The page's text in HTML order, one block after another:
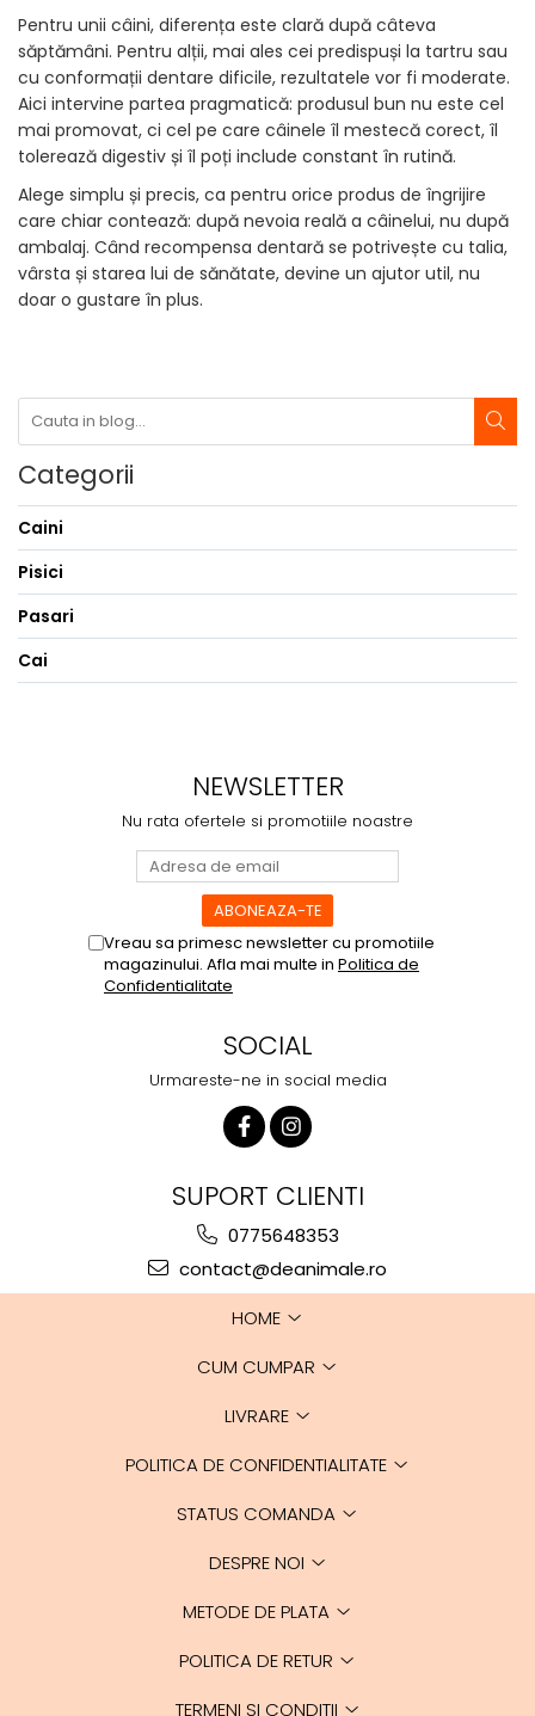
Pentru unii câini, diferența este clară după câteva
săptămâni. Pentru alții, mai ales cei predispuși la tartru sau
cu conformații dentare dificile, rezultatele vor fi moderate.
Aici intervine partea pragmatică: produsul bun nu este cel
mai promovat, ci cel pe care câinele îl mestecă corect, îl
tolerează digestiv și îl poți include constant în rutină.
Alege simplu și precis, ca pentru orice produs de îngrijire
care chiar contează: după nevoia reală a câinelui, nu după
ambalaj. Când recompensa dentară se potrivește cu talia,
vârsta și starea lui de sănătate, devine un ajutor util, nu
doar o gustare în plus.
Categorii
Caini
Pisici
Pasari
Cai
NEWSLETTER
Nu rata ofertele si promotiile noastre
Vreau sa primesc newsletter cu promotiile
magazinului. Afla mai multe in Politica de
Confidentialitate
SOCIAL
Urmareste-ne in social media
SUPORT CLIENTI
0775648353
contact@deanimale.ro
HOME
CUM CUMPAR
LIVRARE
POLITICA DE CONFIDENTIALITATE
STATUS COMANDA
DESPRE NOI
METODE DE PLATA
POLITICA DE RETUR
TERMENI SI CONDITII